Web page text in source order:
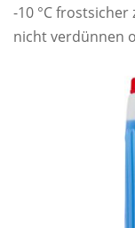
-10 °C
nicht verdünnen